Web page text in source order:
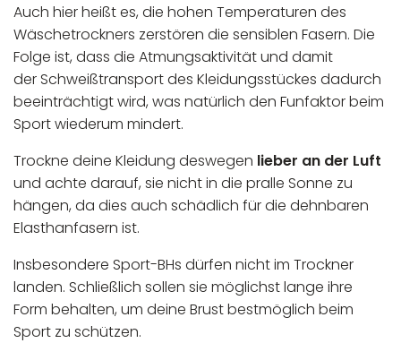
Auch hier heißt es, die hohen Temperaturen des
Wäschetrockners zerstören die sensiblen Fasern. Die
Folge ist, dass die Atmungsaktivität und damit
der Schweißtransport des Kleidungsstückes dadurch
beeinträchtigt wird, was natürlich den Funfaktor beim
Sport wiederum mindert.
Trockne deine Kleidung deswegen lieber an der Luft
und achte darauf, sie nicht in die pralle Sonne zu
hängen, da dies auch schädlich für die dehnbaren
Elasthanfasern ist.
Insbesondere Sport-BHs dürfen nicht im Trockner
landen. Schließlich sollen sie möglichst lange ihre
Form behalten, um deine Brust bestmöglich beim
Sport zu schützen.